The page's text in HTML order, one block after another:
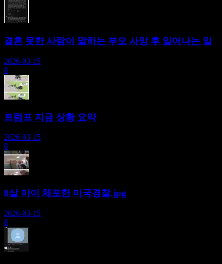
결혼 못한 사람이 말하는 부모 사망 후 일어나는 일
2026-03-15
8
트럼프 지금 상황 요약
2026-03-15
8
8살 아이 체포한 미국경찰.jpg
2026-03-15
8